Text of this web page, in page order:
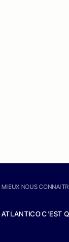
MIEUX NOUS
ATLANTICO C'EST